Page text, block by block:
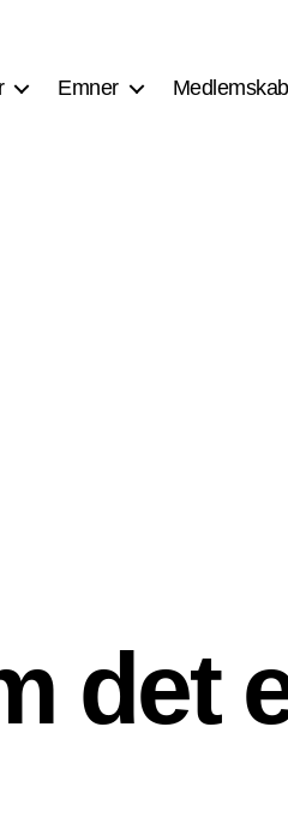
Emner Medlemskab
det